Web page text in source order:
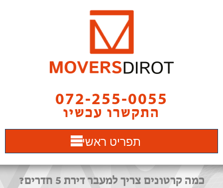
072-255-0055
התקשרו עכשיו
תפריט ראשי
כמה קרטונים צריך למעבר דירת 5 חדרים?